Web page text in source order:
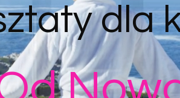
dla